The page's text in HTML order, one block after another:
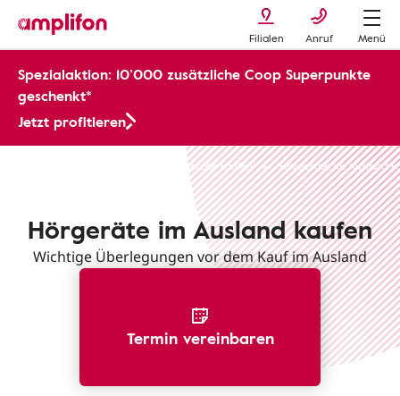
Filialen Anruf Menü
Spezialaktion: 10’000 zusätzliche Coop Superpunkte
geschenkt*
Jetzt profitieren
Hörgeräte kaufen Hörgeräte im Ausland
Hörgeräte im Ausland kaufen
Wichtige Überlegungen vor dem Kauf im Ausland
Termin vereinbaren